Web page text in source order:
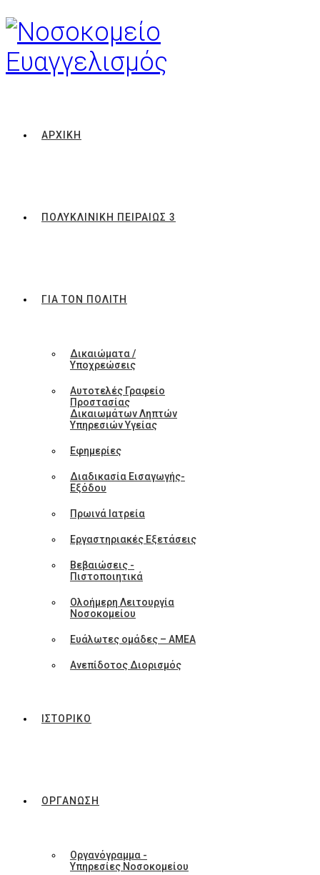
ΑΡΧΙΚΗ
ΠΟΛΥΚΛΙΝΙΚΗ ΠΕΙΡΑΙΩΣ 3
ΓΙΑ ΤΟΝ ΠΟΛΙΤΗ
Δικαιώματα /
Υποχρεώσεις
Αυτοτελές Γραφείο
Προστασίας
Δικαιωμάτων Ληπτών
Υπηρεσιών Υγείας
Εφημερίες
Διαδικασία Εισαγωγής-
Εξόδου
Πρωινά Ιατρεία
Εργαστηριακές Εξετάσεις
Βεβαιώσεις -
Πιστοποιητικά
Ολοήμερη Λειτουργία
Νοσοκομείου
Ευάλωτες ομάδες – ΑΜΕΑ
Ανεπίδοτος Διορισμός
ΙΣΤΟΡΙΚΟ
ΟΡΓΑΝΩΣΗ
Οργανόγραμμα -
Υπηρεσίες Νοσοκομείου